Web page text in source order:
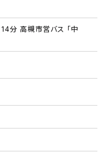
分 高槻市営バス 「中